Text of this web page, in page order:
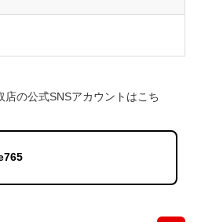
店の公式SNSアカウントはこち